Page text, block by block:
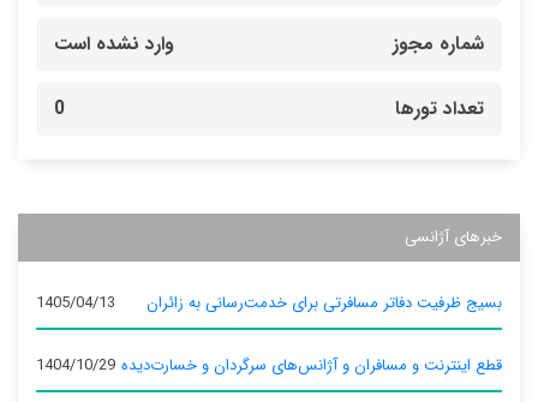
شماره مجوز وارد نشده است
تعداد تورها 0
خبرهای آژانسی
بسیج ظرفیت دفاتر مسافرتی برای خدمت‌رسانی به زائران 1405/04/13
قطع اینترنت و مسافران و آژانس‌های سرگردان و خسارت‌دیده 1404/10/29